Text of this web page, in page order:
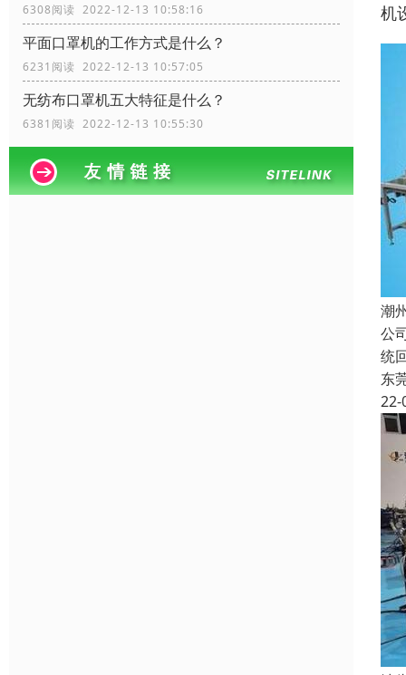
6308阅读 2022-12-13 10:58:16
平面口罩机的工作方式是什么？
6231阅读 2022-12-13 10:57:05
无纺布口罩机五大特征是什么？
6381阅读 2022-12-13 10:55:30
机
潮
公
统
东
22-